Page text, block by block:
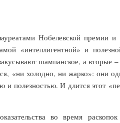
Нобелевской премии
«интеллигентной» и
шампанское, а вторые
«ни холодно, ни жарко»: они
и полезностью. И длится этот
во время